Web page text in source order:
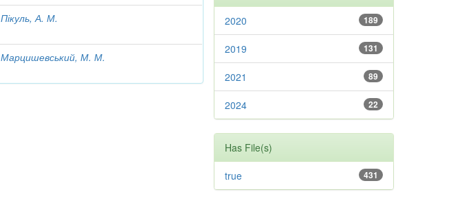
Пікуль, А. М.
Марцишевський, М. М.
189
2020
131
2019
89
2021
22
2024
Has File(s)
431
true